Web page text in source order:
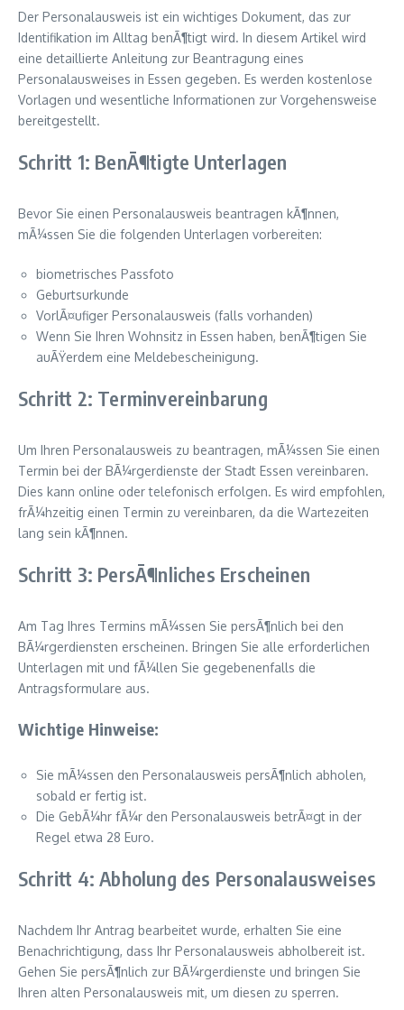
Der Personalausweis ist ein wichtiges Dokument, das zur
Identifikation im Alltag benÃ¶tigt wird. In diesem Artikel wird
eine detaillierte Anleitung zur Beantragung eines
Personalausweises in Essen gegeben. Es werden kostenlose
Vorlagen und wesentliche Informationen zur Vorgehensweise
bereitgestellt.
Schritt 1: BenÃ¶tigte Unterlagen
Bevor Sie einen Personalausweis beantragen kÃ¶nnen,
mÃ¼ssen Sie die folgenden Unterlagen vorbereiten:
biometrisches Passfoto
Geburtsurkunde
VorlÃ¤ufiger Personalausweis (falls vorhanden)
Wenn Sie Ihren Wohnsitz in Essen haben, benÃ¶tigen Sie
auÃŸerdem eine Meldebescheinigung.
Schritt 2: Terminvereinbarung
Um Ihren Personalausweis zu beantragen, mÃ¼ssen Sie einen
Termin bei der BÃ¼rgerdienste der Stadt Essen vereinbaren.
Dies kann online oder telefonisch erfolgen. Es wird empfohlen,
frÃ¼hzeitig einen Termin zu vereinbaren, da die Wartezeiten
lang sein kÃ¶nnen.
Schritt 3: PersÃ¶nliches Erscheinen
Am Tag Ihres Termins mÃ¼ssen Sie persÃ¶nlich bei den
BÃ¼rgerdiensten erscheinen. Bringen Sie alle erforderlichen
Unterlagen mit und fÃ¼llen Sie gegebenenfalls die
Antragsformulare aus.
Wichtige Hinweise:
Sie mÃ¼ssen den Personalausweis persÃ¶nlich abholen,
sobald er fertig ist.
Die GebÃ¼hr fÃ¼r den Personalausweis betrÃ¤gt in der
Regel etwa 28 Euro.
Schritt 4: Abholung des Personalausweises
Nachdem Ihr Antrag bearbeitet wurde, erhalten Sie eine
Benachrichtigung, dass Ihr Personalausweis abholbereit ist.
Gehen Sie persÃ¶nlich zur BÃ¼rgerdienste und bringen Sie
Ihren alten Personalausweis mit, um diesen zu sperren.